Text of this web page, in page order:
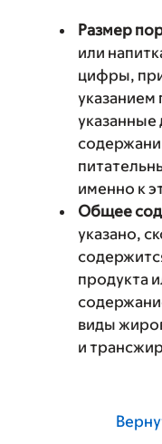
Размер
или
цифры,
указанием
указанные
именно к
Общее
указано,
продукта
виды
и